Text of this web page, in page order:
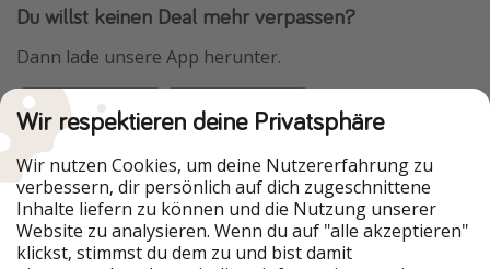
Du willst keinen Deal mehr verpassen?
Dann lade unsere App herunter.
Urlaubspiraten ist Teil der HolidayPirates Group
Unsere Märkte
PiratinViaggio
HolidayPirates
VakantiePiraten
WakacyjniPiraci
Wir respektieren deine Privatsphäre
Wir nutzen Cookies, um deine Nutzererfahrung zu
verbessern, dir persönlich auf dich zugeschnittene
Inhalte liefern zu können und die Nutzung unserer
Website zu analysieren. Wenn du auf "alle akzeptieren"
klickst, stimmst du dem zu und bist damit